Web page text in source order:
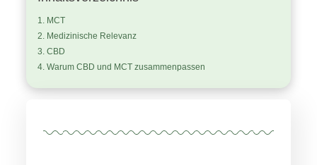
MCT
Medizinische Relevanz
CBD
Warum CBD und MCT zusammenpassen